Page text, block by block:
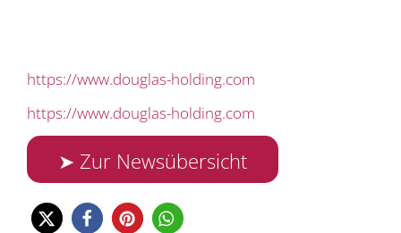
https://www.douglas-holding.com
https://www.douglas-holding.com
➤ Zur Newsübersicht